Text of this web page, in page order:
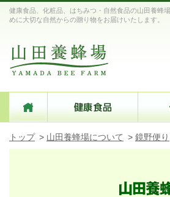
健康食品、化粧品、はちみつ・自然食品の山田養蜂
めに大切な自然からの贈り物をお届けいたします。
トップ > 山田養蜂場について > 鏡野便り